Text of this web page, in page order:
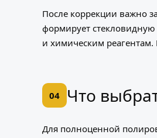
После коррекции важно
формирует стекловидную
и химическим
04 Что
Для полноценной